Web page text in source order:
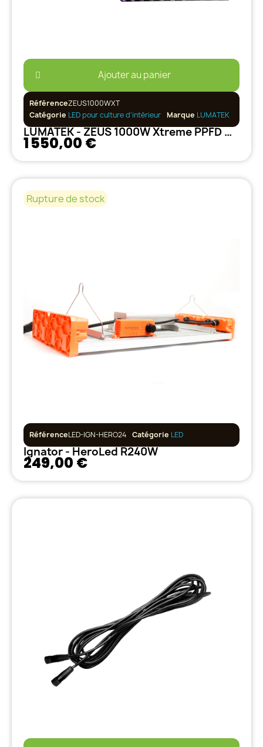
Ajouter au panier
RéférenceZEUS1000WXT
Catégorie LED pour culture d'intérieur Marque LUMATEK
LUMATEK - ZEUS 1000W Xtreme PPFD CO2
1 550,00 €
Rupture de stock
RéférenceLED-IGN-HERO24 Catégorie LED
Ignator - HeroLed R240W
249,00 €